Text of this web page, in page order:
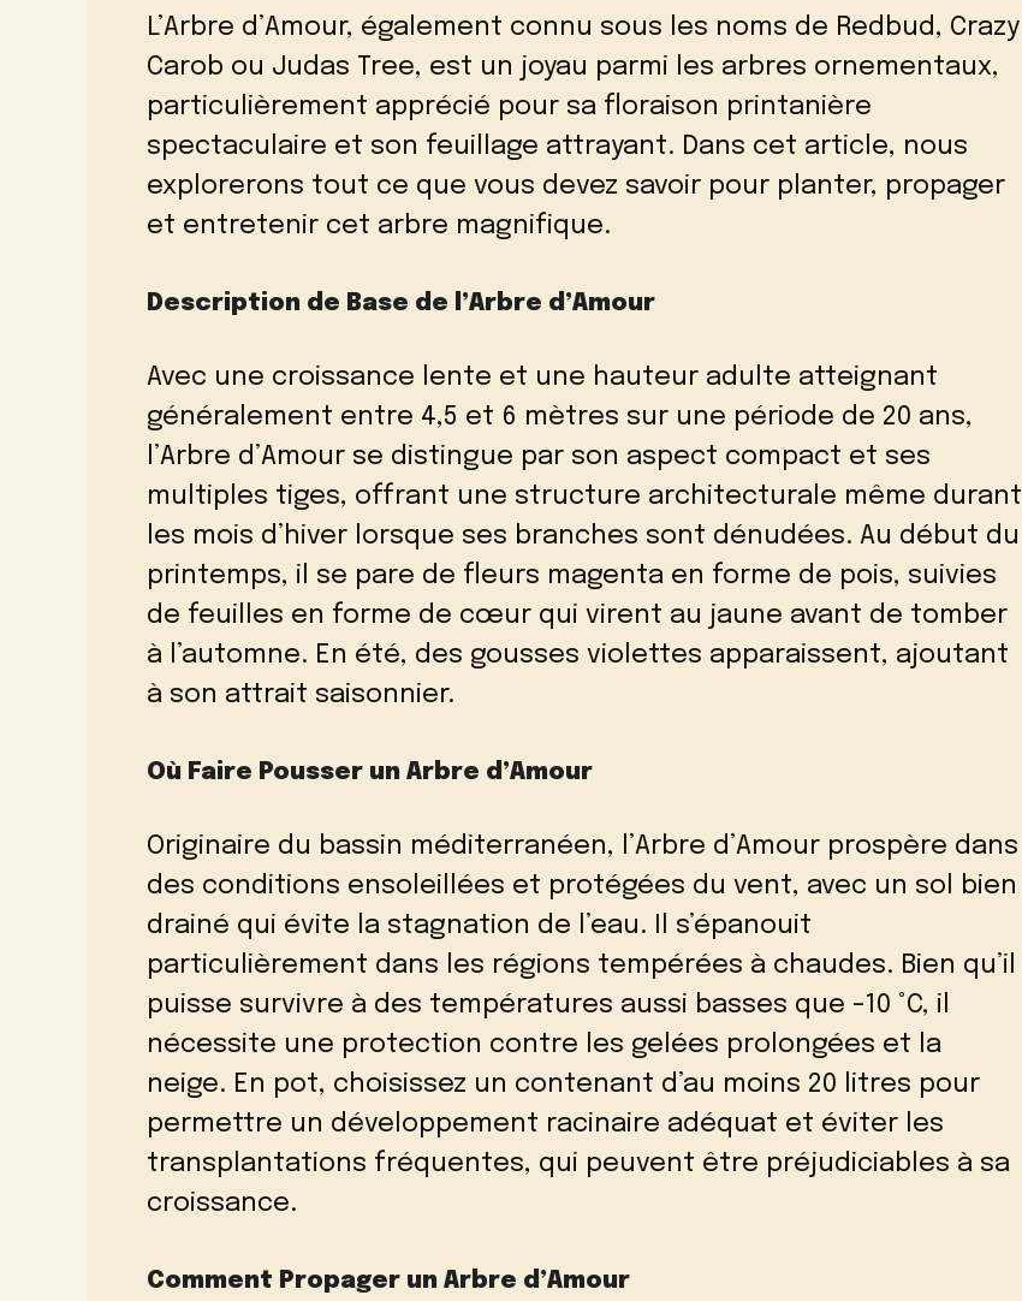
L’Arbre d’Amour, également connu sous les noms de Redbud, Crazy
Carob ou Judas Tree, est un joyau parmi les arbres ornementaux,
particulièrement apprécié pour sa floraison printanière
spectaculaire et son feuillage attrayant. Dans cet article, nous
explorerons tout ce que vous devez savoir pour planter, propager
et entretenir cet arbre magnifique.
Description de Base de l’Arbre d’Amour
Avec une croissance lente et une hauteur adulte atteignant
généralement entre 4,5 et 6 mètres sur une période de 20 ans,
l’Arbre d’Amour se distingue par son aspect compact et ses
multiples tiges, offrant une structure architecturale même durant
les mois d’hiver lorsque ses branches sont dénudées. Au début du
printemps, il se pare de fleurs magenta en forme de pois, suivies
de feuilles en forme de cœur qui virent au jaune avant de tomber
à l’automne. En été, des gousses violettes apparaissent, ajoutant
à son attrait saisonnier.
Où Faire Pousser un Arbre d’Amour
Originaire du bassin méditerranéen, l’Arbre d’Amour prospère dans
des conditions ensoleillées et protégées du vent, avec un sol bien
drainé qui évite la stagnation de l’eau. Il s’épanouit
particulièrement dans les régions tempérées à chaudes. Bien qu’il
puisse survivre à des températures aussi basses que -10 °C, il
nécessite une protection contre les gelées prolongées et la
neige. En pot, choisissez un contenant d’au moins 20 litres pour
permettre un développement racinaire adéquat et éviter les
transplantations fréquentes, qui peuvent être préjudiciables à sa
croissance.
Comment Propager un Arbre d’Amour